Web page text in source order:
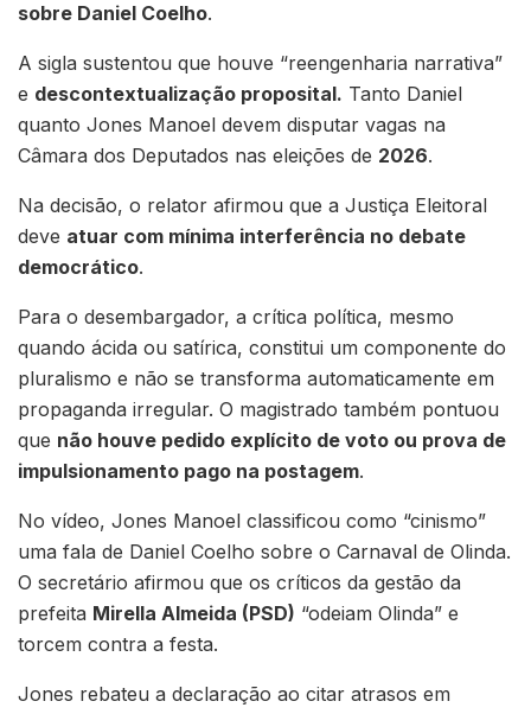
sobre Daniel Coelho.
A sigla sustentou que houve “reengenharia narrativa”
e descontextualização proposital. Tanto Daniel
quanto Jones Manoel devem disputar vagas na
Câmara dos Deputados nas eleições de 2026.
Na decisão, o relator afirmou que a Justiça Eleitoral
deve atuar com mínima interferência no debate
democrático.
Para o desembargador, a crítica política, mesmo
quando ácida ou satírica, constitui um componente do
pluralismo e não se transforma automaticamente em
propaganda irregular. O magistrado também pontuou
que não houve pedido explícito de voto ou prova de
impulsionamento pago na postagem.
No vídeo, Jones Manoel classificou como “cinismo”
uma fala de Daniel Coelho sobre o Carnaval de Olinda.
O secretário afirmou que os críticos da gestão da
prefeita Mirella Almeida (PSD) “odeiam Olinda” e
torcem contra a festa.
Jones rebateu a declaração ao citar atrasos em